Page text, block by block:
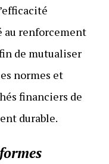
au renforcement
de mutualiser
normes et
financiers de
durable.